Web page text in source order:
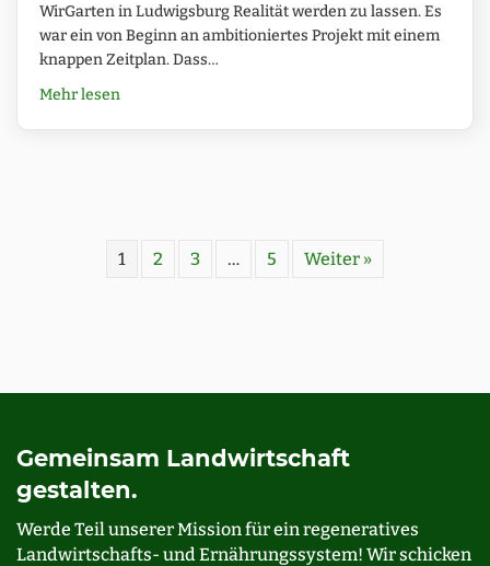
WirGarten in Ludwigsburg Realität werden zu lassen. Es
war ein von Beginn an ambitioniertes Projekt mit einem
knappen Zeitplan. Dass…
Mehr lesen
1 2 3 … 5 Weiter »
Gemeinsam Landwirtschaft
gestalten.
Werde Teil unserer Mission für ein regeneratives
Landwirtschafts- und Ernährungssystem! Wir schicken